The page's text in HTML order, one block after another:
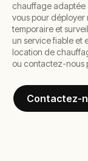
chauffage adaptée
vous pour
temporaire et
un service fiable et
location de
ou contactez-nous
Contactez-